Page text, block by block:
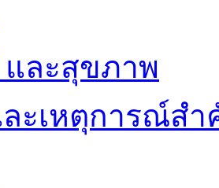
ละสุขภาพ
ะเหตุการณ์ส